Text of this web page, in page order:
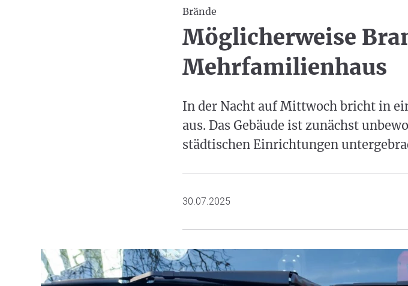
Brände
Möglicherweise
Mehrfamilienhaus
In der Nacht auf Mittwoch bricht in
aus. Das Gebäude ist zunächst
städtischen Einrichtungen
30.07.2025